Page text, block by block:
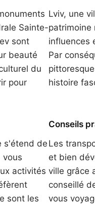
Sainte-
sont
beauté
du
pour
Lviv, une
patrimoine
influences
Par
histoire
s'étend de
vous
activités
sont les
Conseils
Les
et bien
ville grâce
conseillé
vous